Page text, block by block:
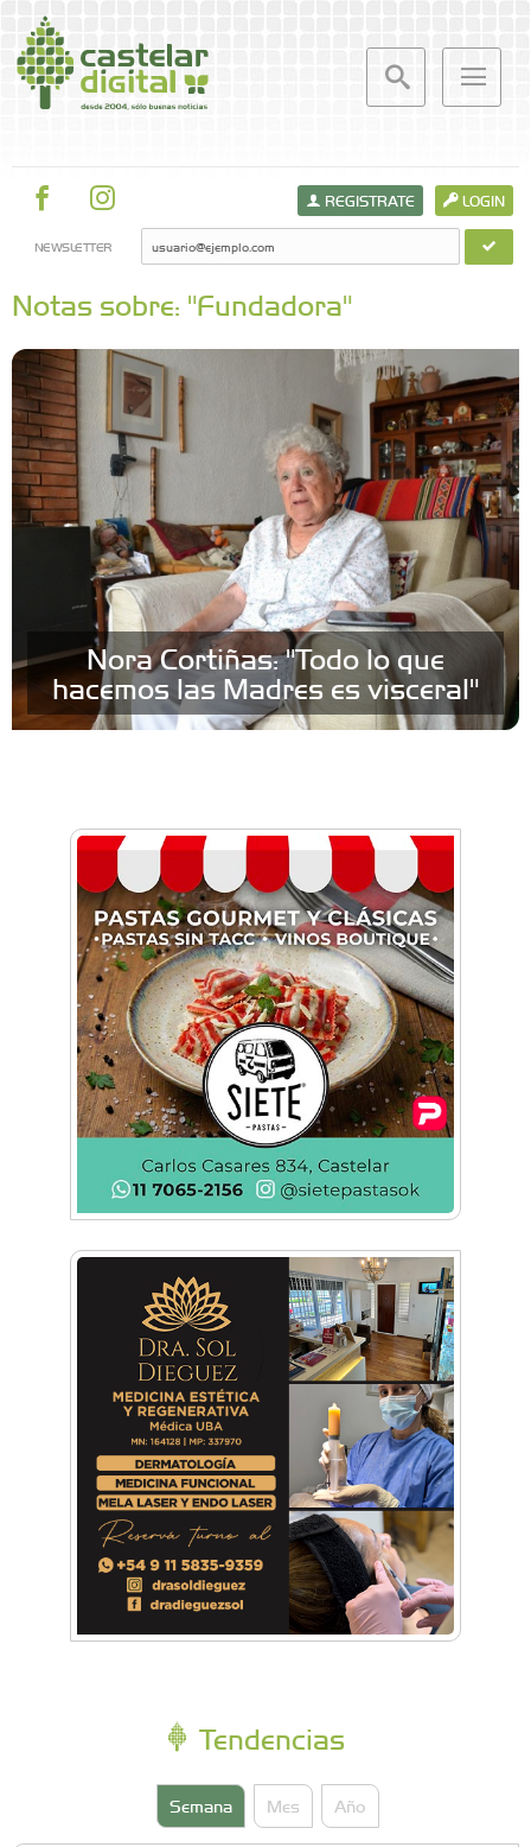
LOGIN
REGISTRATE
NEWSLETTER
Notas sobre: "Fundadora"
Nora Cortiñas: "Todo lo que
hacemos las Madres es visceral"
Tendencias
Semana Mes Año